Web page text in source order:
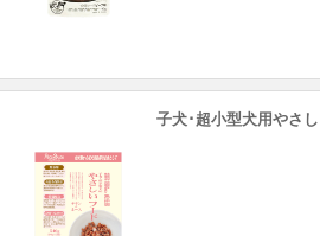
子犬･超小型犬用やさ